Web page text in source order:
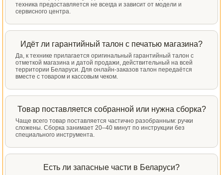
техника предоставляется не всегда и зависит от модели и
сервисного центра.
Идёт ли гарантийный талон с печатью магазина?
Да, к технике прилагается оригинальный гарантийный талон с
отметкой магазина и датой продажи, действительный на всей
территории Беларуси. Для онлайн-заказов талон передаётся
вместе с товаром и кассовым чеком.
Товар поставляется собранной или нужна сборка?
Чаще всего товар поставляется частично разобранным: ручки
сложены. Сборка занимает 20–40 минут по инструкции без
специального инструмента.
Есть ли запасные части в Беларуси?